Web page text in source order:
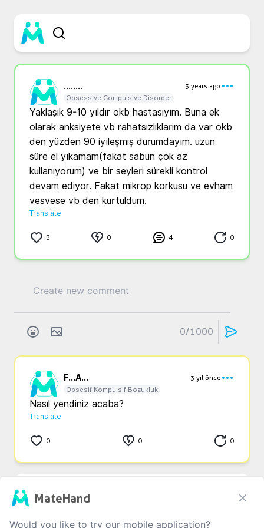
........
3 years ago
Obsessive Compulsive Disorder
Yaklaşık 9-10 yıldır okb hastasıyım. Buna ek
olarak anksiyete vb rahatsızlıklarım da var okb
den yüzden 90 iyileşmiş durumdayım. uzun
süre el yıkamam(fakat sabun çok az
kullanıyorum) ve bir seyleri sürekli kontrol
devam ediyor. Fakat mikrop korkusu ve evham
vesvese vb den kurtuldum.
Translate
3 0 4 0
0/1000
F...A...
3 yıl önce
Obsesif Kompulsif Bozukluk
Nasıl yendiniz acaba?
Translate
0 0 0
g...y...
Nasil kurtudunuz
MateHand
Would you like to try our mobile application?